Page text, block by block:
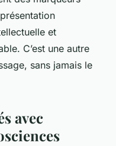
et
C’est une autre
sans jamais le
avec